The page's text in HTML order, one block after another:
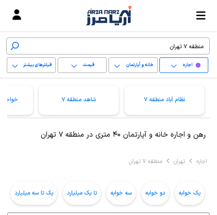
اجاره خانه و آپارتمان قیمت فیلترهای بیشتر
پاک کردن محدوده
نظام آباد منطقه 7 شاهد منطقه 7 خواجه
رهن و اجاره خانه و آپارتمان 40 متری در منطقه 7 تهران
اجاره تهران منطقه 7 تهران
یک خوابه دو خوابه سه خوابه تا یک میلیارد یک تا سه میلیارد